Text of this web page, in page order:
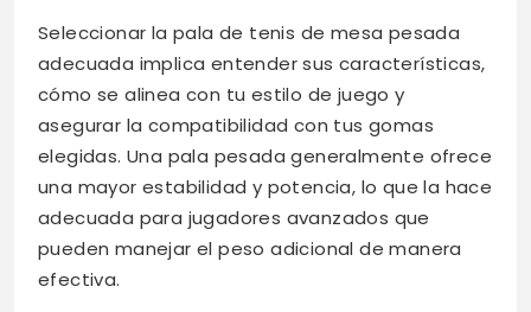
Seleccionar la pala de tenis de mesa pesada
adecuada implica entender sus características,
cómo se alinea con tu estilo de juego y
asegurar la compatibilidad con tus gomas
elegidas. Una pala pesada generalmente ofrece
una mayor estabilidad y potencia, lo que la hace
adecuada para jugadores avanzados que
pueden manejar el peso adicional de manera
efectiva.